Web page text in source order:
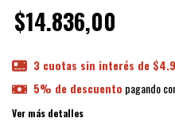
$14.836,00
3 cuotas sin interés de
5% de descuento pagando
Ver más detalles